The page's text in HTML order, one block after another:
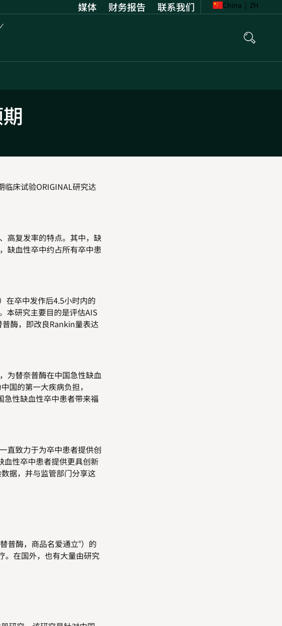
媒体 财务报告 Opens
联系我们 China | ZH
临床试验ORIGINAL研究达
高复发率的特点。其中，缺
缺血性卒中约占所有卒中患
在卒中发作后4.5小时内的
本研究主要目的是评估AIS
酶，即改良Rankin量表达
为替奈普酶在中国急性缺血
国的第一大疾病负担，
急性缺血性卒中患者带来福
直致力于为卒中患者提供创
血性卒中患者提供更具创新
据，并与监管部门分享这
替普酶，商品名爱通立®）的
。在国外，也有大量由研究